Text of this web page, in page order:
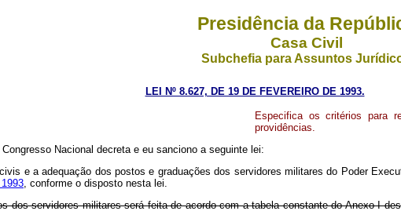
Presidência da
Casa Civil
Subchefia para Assuntos
LEI Nº 8.627, DE 19 DE FEVEREIRO DE 1993.
Especifica os critérios para
providências.
Nacional decreta e eu sanciono a seguinte lei:
e a adequação dos postos e graduações dos servidores militares do Poder
, conforme o disposto nesta lei.
dos servidores militares será feita de acordo com a tabela constante do Anexo I